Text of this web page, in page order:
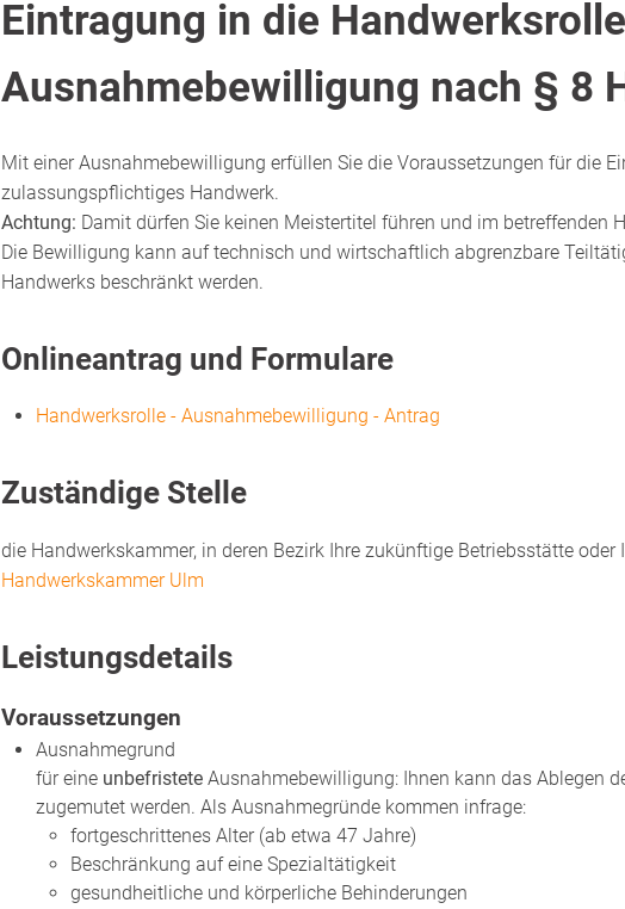
Eintragung in die
Ausnahmebewilligung nach § 8
Mit einer Ausnahmebewilligung erfüllen Sie die Voraussetzungen für die
zulassungspflichtiges Handwerk.
Achtung: Damit dürfen Sie keinen Meistertitel führen und im betreffenden
Die Bewilligung kann auf technisch und wirtschaftlich abgrenzbare
Handwerks beschränkt werden.
Onlineantrag und Formulare
Handwerksrolle - Ausnahmebewilligung - Antrag
Zuständige Stelle
die Handwerkskammer, in deren Bezirk Ihre zukünftige Betriebsstätte oder
Handwerkskammer Ulm
Leistungsdetails
Voraussetzungen
Ausnahmegrund
für eine unbefristeteAusnahmebewilligung: Ihnen kann das Ablegen
zugemutet werden. Als Ausnahmegründe kommen infrage:
fortgeschrittenes Alter (ab etwa 47 Jahre)
Beschränkung auf eine Spezialtätigkeit
gesundheitliche und körperliche Behinderungen